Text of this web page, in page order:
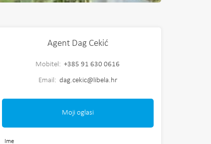
Agent Dag Cekić
Mobitel: +385 91 630 0616
Email: dag.cekic@libela.hr
Moji oglasi
Ime